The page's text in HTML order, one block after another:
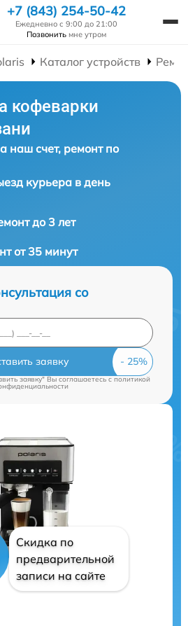
+7 (843) 254-50-42
Ежедневно с 9:00 до 21:00
Позвонить мне утром
Каталог устройств
кофеварки
наш счет, ремонт по
курьера в день
до 3 лет
от 35 минут
со
заявку
заявку" Вы соглашаетесь cполитикой
Скидка по
предварительной
записи на сайте